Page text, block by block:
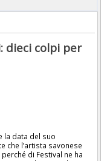
dieci colpi per
la data del suo
che l’artista savonese
di Festival ne ha